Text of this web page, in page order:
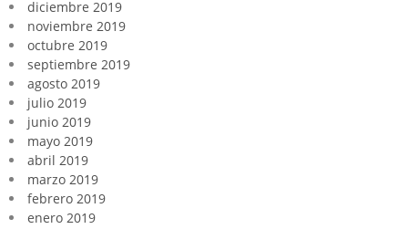
diciembre 2019
noviembre 2019
octubre 2019
septiembre 2019
agosto 2019
julio 2019
junio 2019
mayo 2019
abril 2019
marzo 2019
febrero 2019
enero 2019